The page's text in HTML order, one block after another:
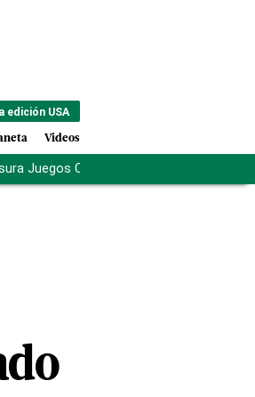
edición USA
Videos
Juegos Centroamericanos